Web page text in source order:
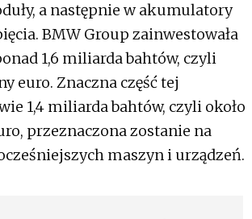
a następnie w akumulatory
BMW Group zainwestowała
1,6 miliarda bahtów, czyli
euro. Znaczna część tej
1,4 miliarda bahtów, czyli około
przeznaczona zostanie na
maszyn i urządzeń.